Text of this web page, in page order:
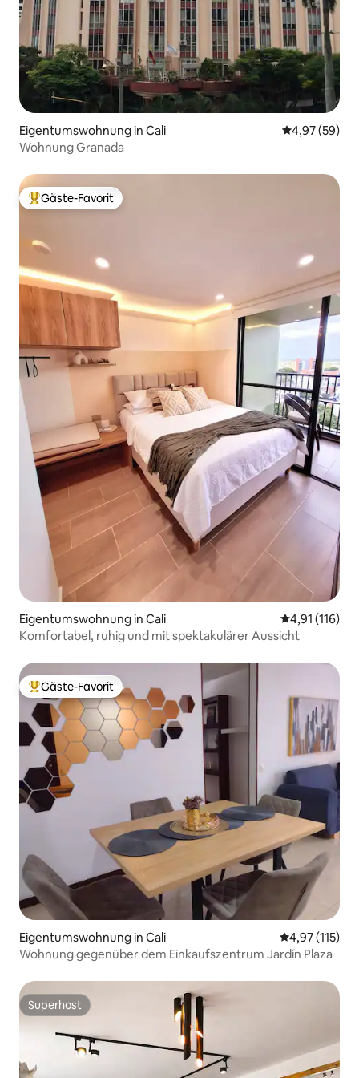
Eigentumswohnung in Cali
4,97 (59)
Wohnung Granada
Beliebter Gäste-Favorit.
Gäste-Favorit
Eigentumswohnung in Cali
4,91 (116)
Komfortabel, ruhig und mit spektakulärer Aussicht
Beliebter Gäste-Favorit.
Gäste-Favorit
Eigentumswohnung in Cali
4,97 (115)
Wohnung gegenüber dem Einkaufszentrum Jardín Plaza
Superhost
Superhost